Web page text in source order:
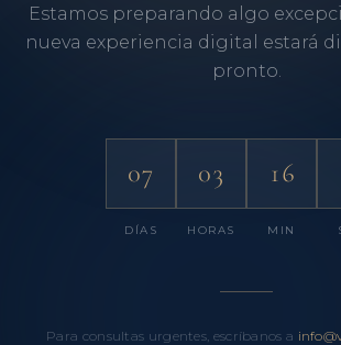
Estamos preparando algo
nueva experiencia digital estará
pronto.
07
DÍAS
03
HORAS
16
MIN
Para consultas urgentes, escríbanos a